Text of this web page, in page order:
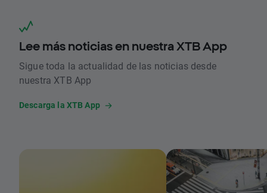
Lee más noticias en nuestra XTB App
Sigue toda la actualidad de las noticias desde
nuestra XTB App
Descarga la XTB App